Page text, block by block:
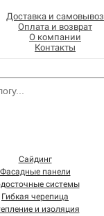
Доставка и самовывоз
Оплата и возврат
О компании
Контакты
Сайдинг
Фасадные панели
системы
Гибкая черепица
и изоляция